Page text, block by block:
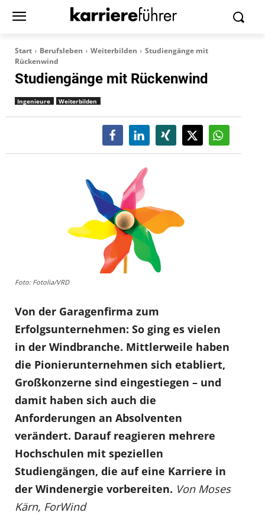
Start Berufsleben Weiterbilden
Studiengänge mit
Rückenwind
Studiengänge mit Rückenwind
Ingenieure Weiterbilden
Foto: Fotolia/VRD
Von der Garagenfirma zum
Erfolgsunternehmen: So ging es vielen
in der Windbranche. Mittlerweile haben
die Pionierunternehmen sich etabliert,
Großkonzerne sind eingestiegen – und
damit haben sich auch die
Anforderungen an Absolventen
verändert. Darauf reagieren mehrere
Hochschulen mit speziellen
Studiengängen, die auf eine Karriere in
der Windenergie vorbereiten. Von Moses
Kärn, ForWind